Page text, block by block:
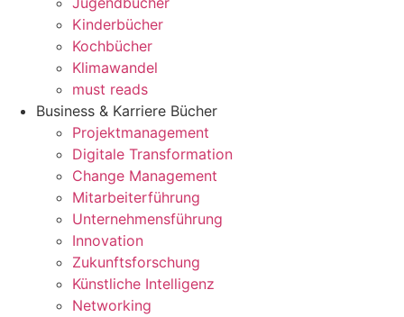
Kinderbücher
Kochbücher
Klimawandel
must reads
Business & Karriere Bücher
Projektmanagement
Digitale Transformation
Change Management
Mitarbeiterführung
Unternehmensführung
Innovation
Zukunftsforschung
Künstliche Intelligenz
Networking